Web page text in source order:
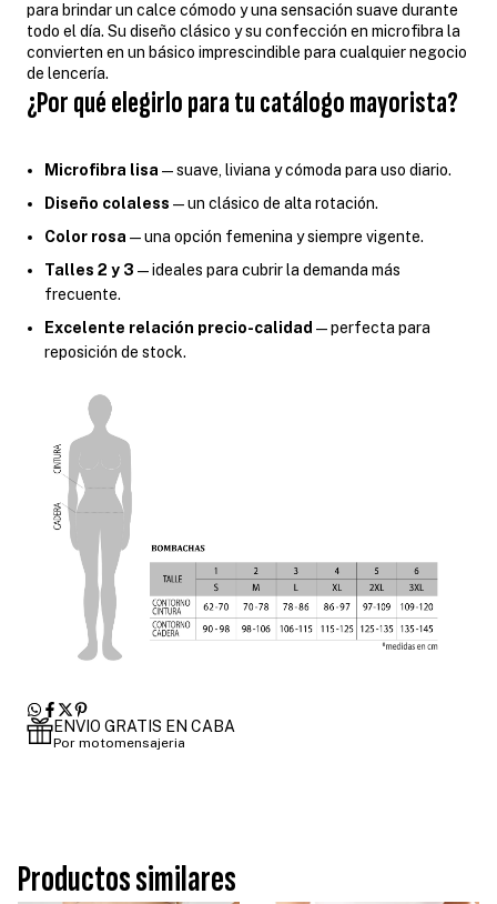
para brindar un calce cómodo y una sensación suave durante
todo el día. Su diseño clásico y su confección en microfibra la
convierten en un básico imprescindible para cualquier negocio
de lencería.
¿Por qué elegirlo para tu catálogo mayorista?
Microfibra lisa — suave, liviana y cómoda para uso diario.
Diseño colaless — un clásico de alta rotación.
Color rosa — una opción femenina y siempre vigente.
Talles 2 y 3 — ideales para cubrir la demanda más
frecuente.
Excelente relación precio-calidad — perfecta para
reposición de stock.
ENVIO GRATIS EN CABA
Por motomensajeria
Productos similares